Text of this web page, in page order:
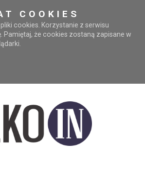
COOKIES
cookies. Korzystanie z serwisu
Pamiętaj, że cookies zostaną zapisane w